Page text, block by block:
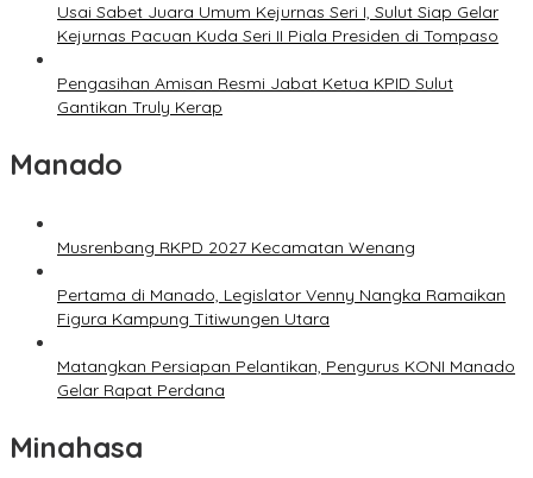
Usai Sabet Juara Umum Kejurnas Seri I, Sulut Siap Gelar
Kejurnas Pacuan Kuda Seri II Piala Presiden di Tompaso
Pengasihan Amisan Resmi Jabat Ketua KPID Sulut
Gantikan Truly Kerap
Manado
Musrenbang RKPD 2027 Kecamatan Wenang
Pertama di Manado, Legislator Venny Nangka Ramaikan
Figura Kampung Titiwungen Utara
Matangkan Persiapan Pelantikan, Pengurus KONI Manado
Gelar Rapat Perdana
Minahasa